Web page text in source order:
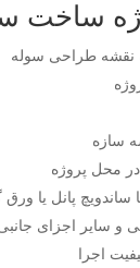
ساخت
نقشه طراحی سوله
سازه
محل پروژه
پانل یا ورق
و سایر اجزای
اجرا